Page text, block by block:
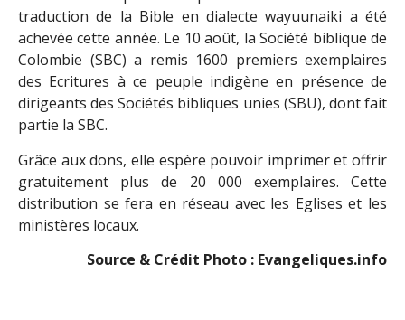
traduction de la Bible en dialecte wayuunaiki a été
achevée cette année. Le 10 août, la Société biblique de
Colombie (SBC) a remis 1600 premiers exemplaires
des Ecritures à ce peuple indigène en présence de
dirigeants des Sociétés bibliques unies (SBU), dont fait
partie la SBC.
Grâce aux dons, elle espère pouvoir imprimer et offrir
gratuitement plus de 20 000 exemplaires. Cette
distribution se fera en réseau avec les Eglises et les
ministères locaux.
Source & Crédit Photo : Evangeliques.info